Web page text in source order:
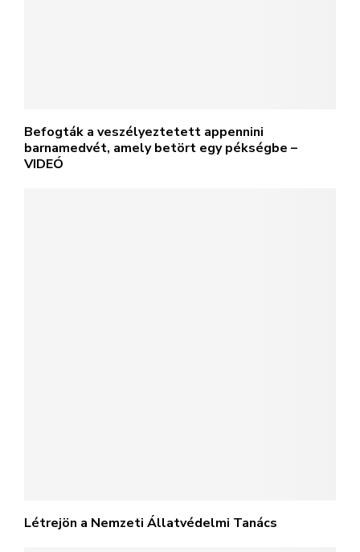
Befogták a veszélyeztetett appennini
barnamedvét, amely betört egy pékségbe –
VIDEÓ
Létrejön a Nemzeti Állatvédelmi Tanács